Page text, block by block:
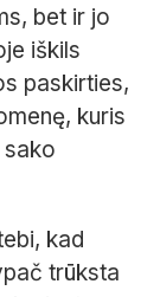
bet ir jo
iškils
paskirties,
kuris
sako
kad
trūksta